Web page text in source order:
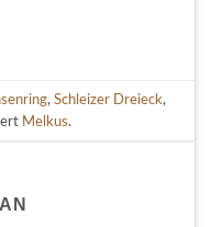
,Schleizer Dreieck,
Melkus.